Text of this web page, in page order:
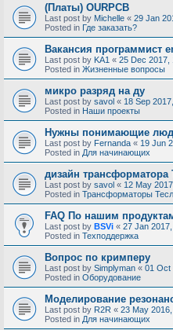
(Платы) OURPCB
Last post by Michelle « 29 Jan
Posted in Где заказать?
Вакансия программист
Last post by KA1 « 25 Dec 2017,
Posted in Жизненные вопросы
микро разряд на ду
Last post by savol « 18 Sep
Posted in Наши проекты
Нужны понимающие
Last post by Fernanda « 19 Jun
Posted in Для начинающих
дизайн трансформатора
Last post by savol « 12 May
Posted in Трансформаторы
FAQ По нашим
Last post by BSVi « 27 Jan
Posted in Техподдержка
Вопрос по кримперу
Last post by Simplyman « 01 Oct
Posted in Оборудование
Моделирование
Last post by R2R « 23 May
Posted in Для начинающих